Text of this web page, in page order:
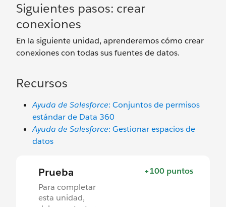
Siguientes pasos: crear
conexiones
En la siguiente unidad, aprenderemos cómo crear
conexiones con todas sus fuentes de datos.
Recursos
Ayuda de Salesforce: Conjuntos de permisos
estándar de Data 360
Ayuda de Salesforce: Gestionar espacios de
datos